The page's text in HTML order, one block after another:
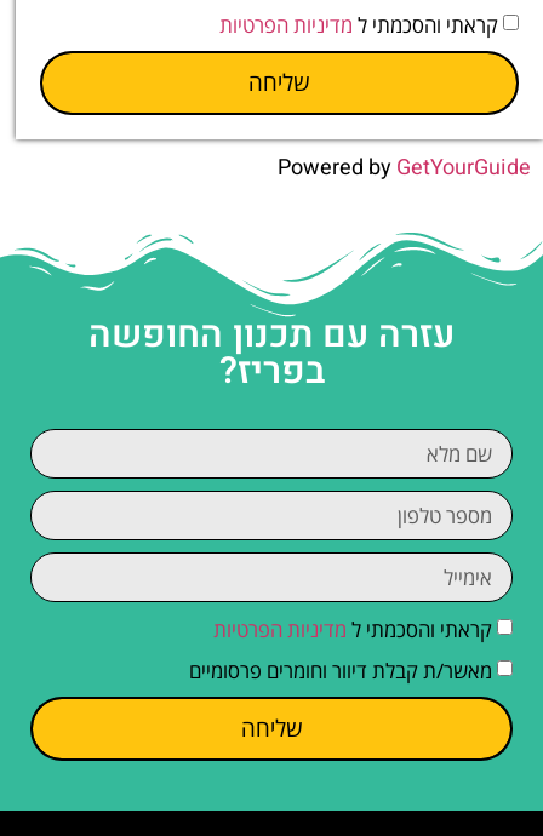
קראתי והסכמתי ל מדיניות הפרטיות
שליחה
Powered byGetYourGuide
עזרה עם תכנון החופשה
בפריז?
קראתי והסכמתי ל מדיניות הפרטיות
מאשר/ת קבלת דיוור וחומרים פרסומיים
שליחה